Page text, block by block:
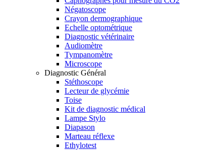
Négatoscope
Crayon dermographique
Echelle optométrique
Diagnostic vétérinaire
Audiomètre
Tympanomètre
Microscope
Diagnostic Général
Stéthoscope
Lecteur de glycémie
Toise
Kit de diagnostic médical
Lampe Stylo
Diapason
Marteau réflexe
Ethylotest